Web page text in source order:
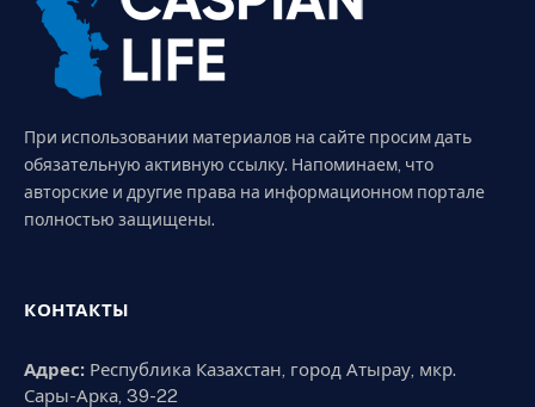
При использовании материалов на сайте просим дать
обязательную активную ссылку. Напоминаем, что
авторские и другие права на информационном портале
полностью защищены.
КОНТАКТЫ
Адрес: Республика Казахстан, город Атырау, мкр.
Сары-Арка, 39-22